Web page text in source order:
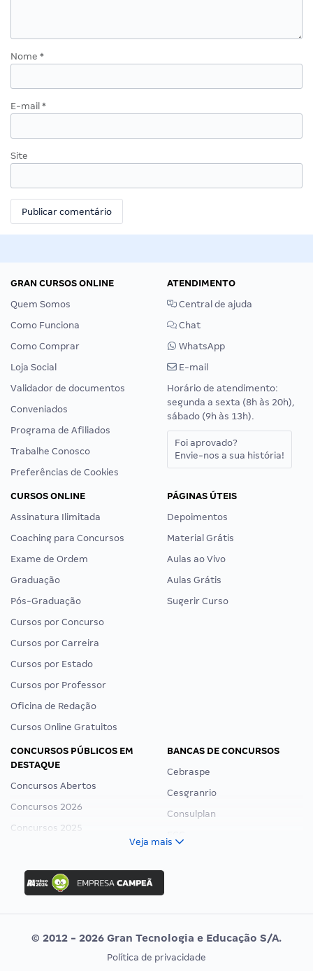
Nome *
E-mail *
Site
GRAN CURSOS ONLINE
Quem Somos
Como Funciona
Como Comprar
Loja Social
Validador de documentos
Conveniados
Programa de Afiliados
Trabalhe Conosco
Preferências de Cookies
ATENDIMENTO
Central de ajuda
Chat
WhatsApp
E-mail
Horário de atendimento:
segunda a sexta (8h às 20h),
sábado (9h às 13h).
Foi aprovado?
Envie-nos a sua história!
CURSOS ONLINE
Assinatura Ilimitada
Coaching para Concursos
Exame de Ordem
Graduação
Pós-Graduação
Cursos por Concurso
Cursos por Carreira
Cursos por Estado
Cursos por Professor
Oficina de Redação
Cursos Online Gratuitos
PÁGINAS ÚTEIS
Depoimentos
Material Grátis
Aulas ao Vivo
Aulas Grátis
Sugerir Curso
CONCURSOS PÚBLICOS EM
DESTAQUE
Concursos Abertos
Concursos 2026
Concursos 2025
Concurso Ibama
Concurso MPU
Editais publicados
BANCAS DE CONCURSOS
Cebraspe
Cesgranrio
Consulplan
Vunesp
CONCURSOS POR PROFISSÃO EXAME DE ORDEM
Veja mais
© 2012 - 2026 Gran Tecnologia e Educação S/A.
Política de privacidade